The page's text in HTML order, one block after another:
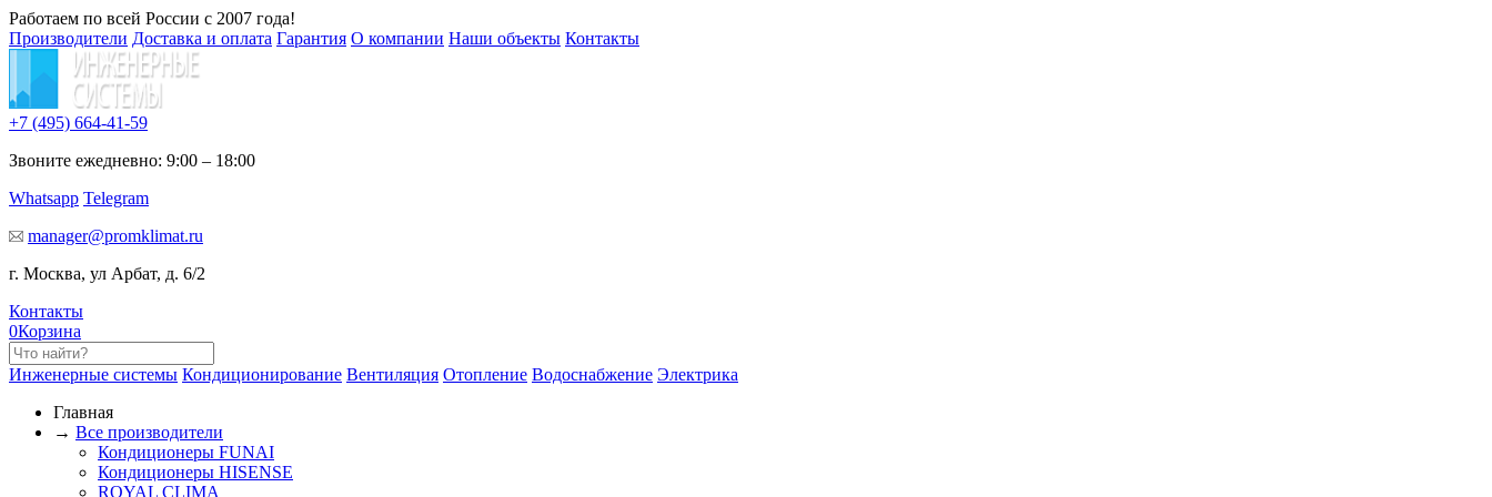
Работаем по всей России с 2007 года!
Производители Доставка и оплата Гарантия О компании Наши объекты Контакты
+7 (495) 664-41-59
Звоните ежедневно: 9:00 – 18:00
Whatsapp Telegram
manager@promklimat.ru
г. Москва, ул Арбат, д. 6/2
Контакты
0Корзина
Инженерные системы Кондиционирование Вентиляция Отопление Водоснабжение Электрика
Главная
→ Все производители
Кондиционеры FUNAI
Кондиционеры HISENSE
ROYAL CLIMA